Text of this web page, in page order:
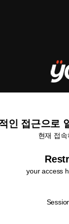
인 접근으로
현재 접
your access